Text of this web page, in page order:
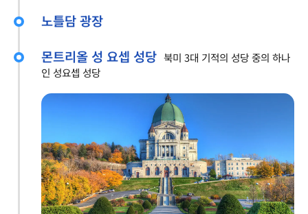
노틀담 광장
몬트리올 성 요셉 성당 북미 3대 기적의 성당 중의 하나
인 성요셉 성당